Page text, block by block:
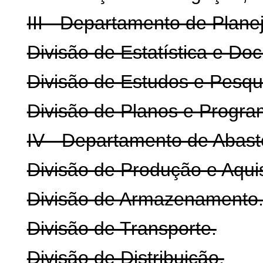
III - Departamento de
Divisão de Estatística e
Divisão de Estudos e
Divisão de Planos e
IV - Departamento de
Divisão de Produção e
Divisão de Armazenamento.
Divisão de Transporte.
Divisão de Distribuição.